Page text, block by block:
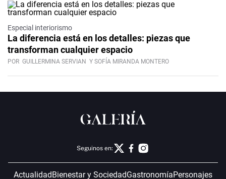
Especial interiorismo
La diferencia está en los detalles: piezas que
transforman cualquier espacio
POR GUILLERMINA SERVIAN Y SOFÍA MIRANDA MONTERO
Seguinos en:
Actualidad Bienestar y SociedadGastronomíaPersonajes